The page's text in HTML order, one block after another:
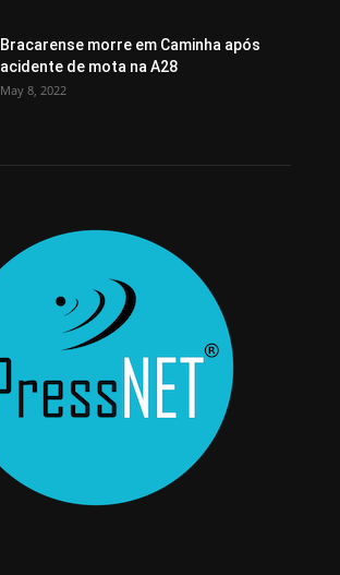
Bracarense morre em Caminha após
acidente de mota na A28
May 8, 2022